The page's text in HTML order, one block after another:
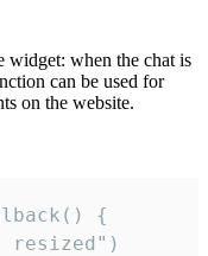
widget: when the chat is
can be used for
on the website.
{
resized")